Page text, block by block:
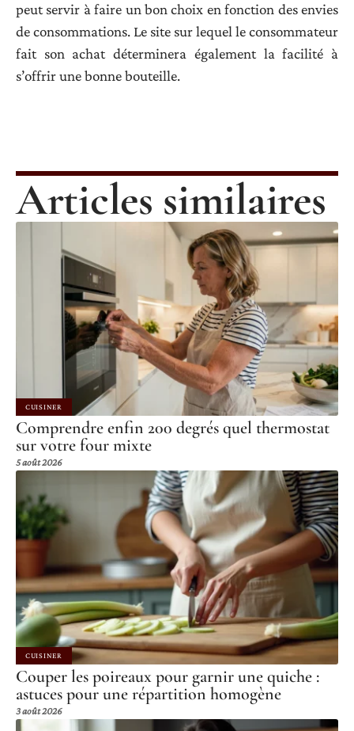
peut servir à faire un bon choix en fonction des envies
de consommations. Le site sur lequel le consommateur
fait son achat déterminera également la facilité à
s’offrir une bonne bouteille.
Articles similaires
CUISINER
Comprendre enfin 200 degrés quel thermostat
sur votre four mixte
5 août 2026
CUISINER
Couper les poireaux pour garnir une quiche :
astuces pour une répartition homogène
3 août 2026